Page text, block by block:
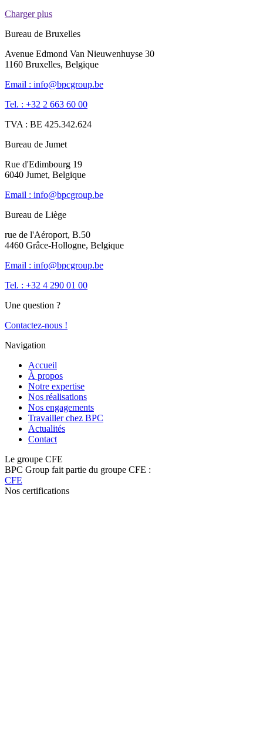
Charger plus
Bureau de Bruxelles
Avenue Edmond Van Nieuwenhuyse 30
1160 Bruxelles, Belgique
Email : info@bpcgroup.be
Tel. : +32 2 663 60 00
TVA : BE 425.342.624
Bureau de Jumet
Rue d'Edimbourg 19
6040 Jumet, Belgique
Email : info@bpcgroup.be
Bureau de Liège
rue de l'Aéroport, B.50
4460 Grâce-Hollogne, Belgique
Email : info@bpcgroup.be
Tel. : +32 4 290 01 00
Une question ?
Contactez-nous !
Navigation
Accueil
À propos
Notre expertise
Nos réalisations
Nos engagements
Travailler chez BPC
Actualités
Contact
Le groupe CFE
BPC Group fait partie du groupe CFE :
CFE
Nos certifications